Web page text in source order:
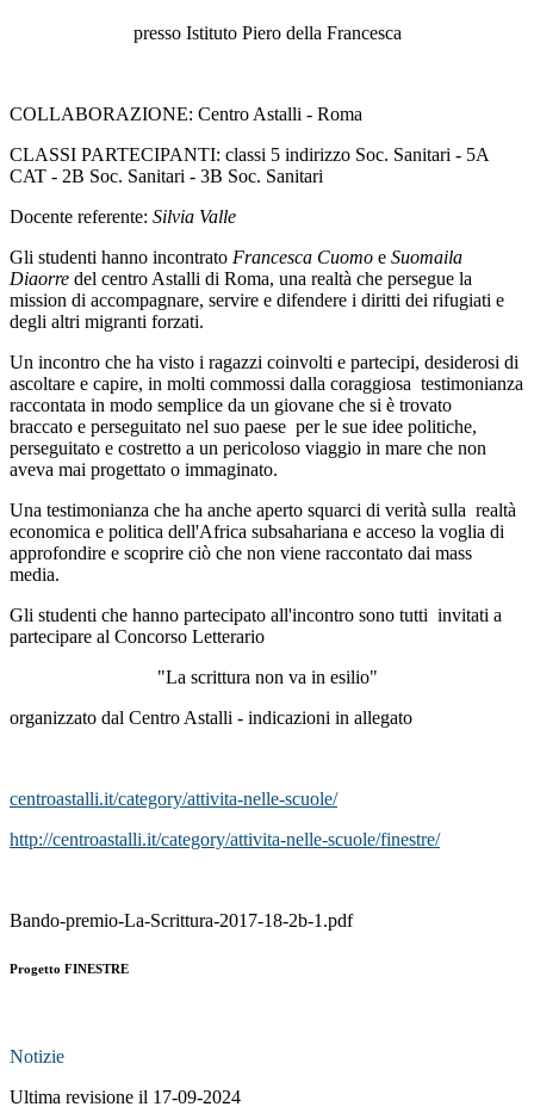
presso Istituto Piero della Francesca
COLLABORAZIONE: Centro Astalli - Roma
CLASSI PARTECIPANTI: classi 5 indirizzo Soc. Sanitari - 5A
CAT - 2B Soc. Sanitari - 3B Soc. Sanitari
Docente referente: Silvia Valle
Gli studenti hanno incontrato Francesca Cuomo e Suomaila
Diaorre del centro Astalli di Roma, una realtà che persegue la
mission di accompagnare, servire e difendere i diritti dei rifugiati e
degli altri migranti forzati.
Un incontro che ha visto i ragazzi coinvolti e partecipi, desiderosi di
ascoltare e capire, in molti commossi dalla coraggiosa testimonianza
raccontata in modo semplice da un giovane che si è trovato
braccato e perseguitato nel suo paese per le sue idee politiche,
perseguitato e costretto a un pericoloso viaggio in mare che non
aveva mai progettato o immaginato.
Una testimonianza che ha anche aperto squarci di verità sulla realtà
economica e politica dell'Africa subsahariana e acceso la voglia di
approfondire e scoprire ciò che non viene raccontato dai mass
media.
Gli studenti che hanno partecipato all'incontro sono tutti invitati a
partecipare al Concorso Letterario
"La scrittura non va in esilio"
organizzato dal Centro Astalli - indicazioni in allegato
centroastalli.it/category/attivita-nelle-scuole/
http://centroastalli.it/category/attivita-nelle-scuole/finestre/
Bando-premio-La-Scrittura-2017-18-2b-1.pdf
Progetto FINESTRE
Notizie
Ultima revisione il 17-09-2024